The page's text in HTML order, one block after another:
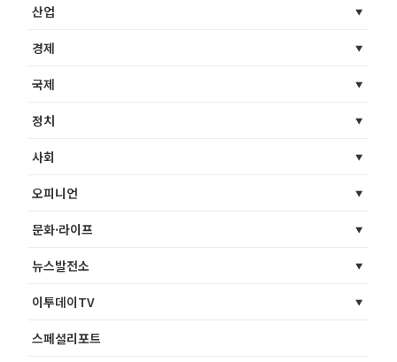
산업
경제
국제
정치
사회
오피니언
문화·라이프
뉴스발전소
이투데이TV
스페셜리포트